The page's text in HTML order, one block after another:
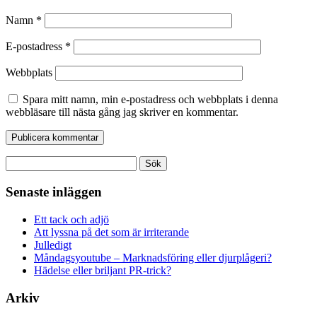
Namn *
E-postadress *
Webbplats
Spara mitt namn, min e-postadress och webbplats i denna
webbläsare till nästa gång jag skriver en kommentar.
efter:
Senaste inläggen
Ett tack och adjö
Att lyssna på det som är irriterande
Julledigt
Måndagsyoutube – Marknadsföring eller djurplågeri?
Hädelse eller briljant PR-trick?
Arkiv